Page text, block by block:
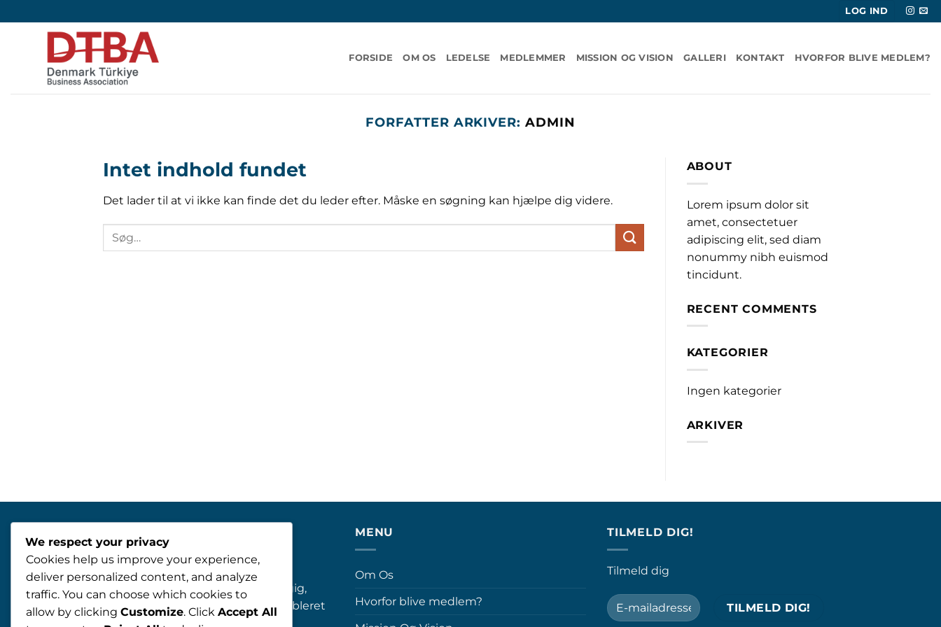
til
LOG IND
FORSIDE OM OS LEDELSE MEDLEMMER MISSION OG VISION GALLERI KONTAKT HVORFOR BLIVE MEDLEM?
FORFATTER ARKIVER: ADMIN
Intet indhold fundet
Det lader til at vi ikke kan finde det du leder efter. Måske en søgning kan hjælpe dig videre.
ABOUT
Lorem ipsum dolor sit
amet, consectetuer
adipiscing elit, sed diam
nonummy nibh euismod
tincidunt.
RECENT COMMENTS
KATEGORIER
Ingen kategorier
ARKIVER
Denmark and Türkiye Business
Association (DTBA) er en uafhængig,
non-profit organisation, der er etableret
med det formål at styrke de
MENU
Om Os
Hvorfor blive medlem?
TILMELD DIG!
Tilmeld dig
We respect your privacy
Cookies help us improve your experience,
deliver personalized content, and analyze
traffic. You can choose which cookies to
allow by clicking Customize. Click Accept All